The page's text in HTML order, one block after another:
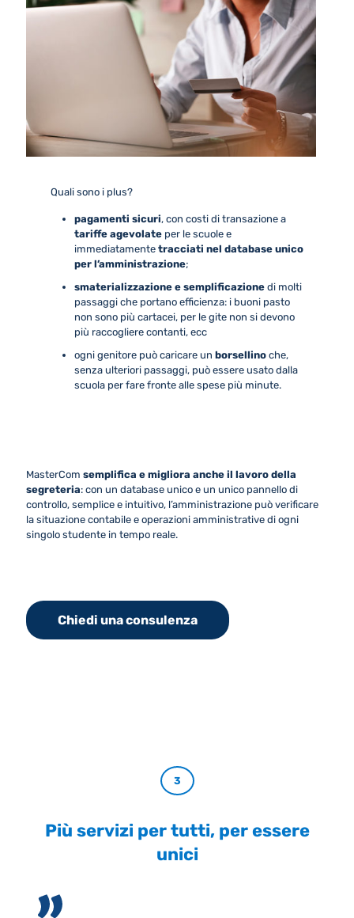
Quali sono i plus?
pagamenti sicuri, con costi di transazione a
tariffe agevolateper le scuole e
immediatamente tracciati nel database unico
per l’amministrazione;
smaterializzazione e semplificazionedi molti
passaggi che portano efficienza: i buoni pasto
non sono più cartacei, per le gite non si devono
più raccogliere contanti, ecc
ogni genitore può caricare un borsellinoche,
senza ulteriori passaggi, può essere usato dalla
scuola per fare fronte alle spese più minute.
MasterCom semplifica e migliora anche il lavoro della
segreteria: con un database unico e un unico pannello di
controllo, semplice e intuitivo, l’amministrazione può verificare
la situazione contabile e operazioni amministrative di ogni
singolo studente in tempo reale.
Chiedi una consulenza
3
Più servizi per tutti, per essere
unici